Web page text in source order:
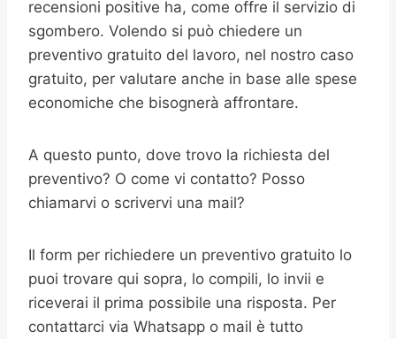
recensioni positive ha, come offre il servizio di
sgombero. Volendo si può chiedere un
preventivo gratuito del lavoro, nel nostro caso
gratuito, per valutare anche in base alle spese
economiche che bisognerà affrontare.
A questo punto, dove trovo la richiesta del
preventivo? O come vi contatto? Posso
chiamarvi o scrivervi una mail?
Il form per richiedere un preventivo gratuito lo
puoi trovare qui sopra, lo compili, lo invii e
riceverai il prima possibile una risposta. Per
contattarci via Whatsapp o mail è tutto